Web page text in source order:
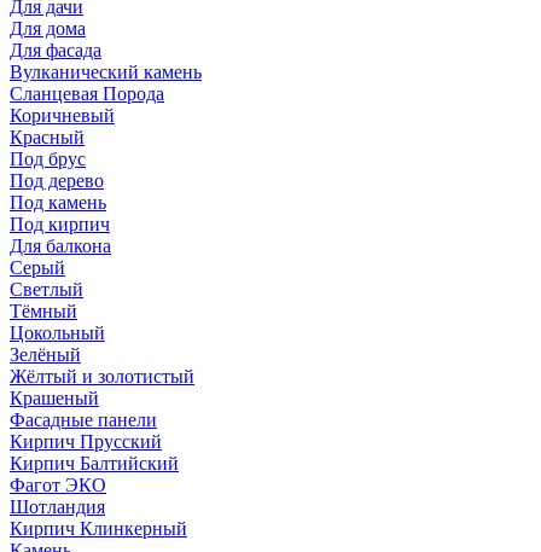
Для дачи
Для дома
Для фасада
Вулканический камень
Сланцевая Порода
Коричневый
Красный
Под брус
Под дерево
Под камень
Под кирпич
Для балкона
Серый
Светлый
Тёмный
Цокольный
Зелёный
Жёлтый и золотистый
Крашеный
Фасадные панели
Кирпич Прусский
Кирпич Балтийский
Фагот ЭКО
Шотландия
Кирпич Клинкерный